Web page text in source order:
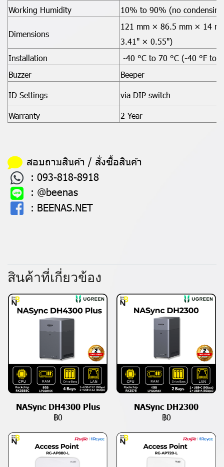
Working Humidity
10% to 90% (no
Dimensions
121 mm × 86.5 mm × 14
3.41" × 0.55")
Installation
-40 °C to 70 °C (-40 °F to
Buzzer
Beeper
ID Settings
via DIP switch
Warranty
2 Year
สอบถามสินค้า / สั่งซื้อสินค้า
: 093-818-8918
: @beenas
: BEENAS.NET
สินค้าที่เกี่ยวข้อง
NASync DH4300 Plus
฿0
NASync DH2300
฿0